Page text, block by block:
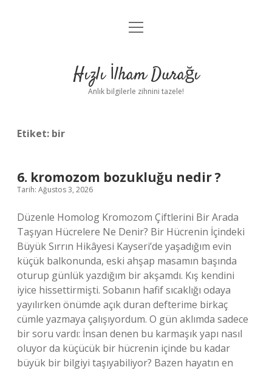
Anasayfa
Yasal Uyarı
menüyü
Hızlı İlham Durağı
Anlık bilgilerle zihnini tazele!
Etiket: bir
6. kromozom bozukluğu nedir ?
Tarih: Ağustos 3, 2026
Düzenle Homolog Kromozom Çiftlerini Bir Arada
Taşıyan Hücrelere Ne Denir? Bir Hücrenin İçindeki
Büyük Sırrın Hikâyesi Kayseri’de yaşadığım evin
küçük balkonunda, eski ahşap masamın başında
oturup günlük yazdığım bir akşamdı. Kış kendini
iyice hissettirmişti. Sobanın hafif sıcaklığı odaya
yayılırken önümde açık duran defterime birkaç
cümle yazmaya çalışıyordum. O gün aklımda sadece
bir soru vardı: İnsan denen bu karmaşık yapı nasıl
oluyor da küçücük bir hücrenin içinde bu kadar
büyük bir bilgiyi taşıyabiliyor? Bazen hayatın en